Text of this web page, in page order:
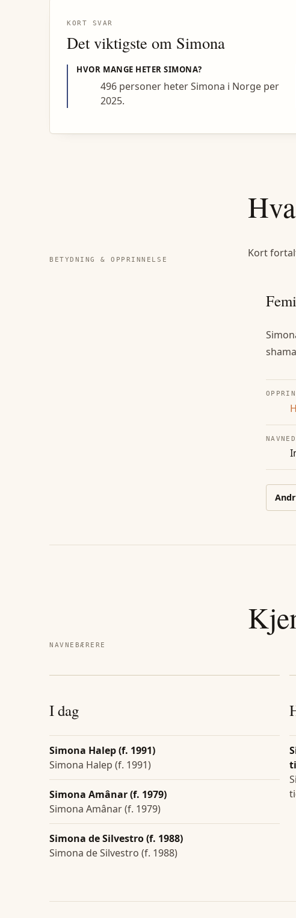
KORT SVAR
Det viktigste om Simona
HVOR MANGE HETERSIMONA?
496 personer heter Simona i Norge per
2025.
BETYDNING & OPPRINNELSE
Kort
NAVNEBÆRERE
I dag
Simona Halep (f. 1991)
Simona Halep (f. 1991)
Simona Amânar (f. 1979)
Simona Amânar (f. 1979)
Simona de Silvestro (f. 1988)
Simona de Silvestro (f. 1988)